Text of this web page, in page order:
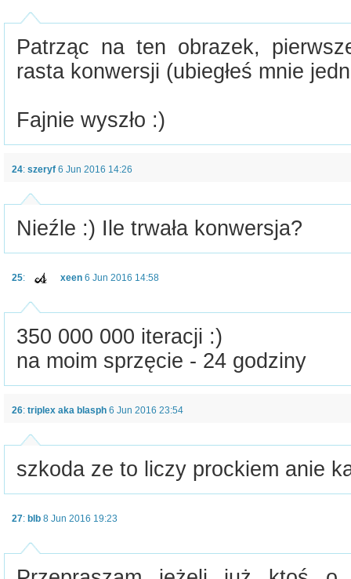
Patrząc na ten obrazek,
rasta konwersji (ubiegłeś mnie
Fajnie wyszło :)
24: szeryf 6 Jun 2016 14:26
Nieźle :) Ile trwała konwersja?
25: xeen 6 Jun 2016 14:58
350 000 000 iteracji :)
na moim sprzęcie - 24 godziny
26: triplex aka blasph 6 Jun 2016 23:54
szkoda ze to liczy prockiem anie
27: blb 8 Jun 2016 19:23